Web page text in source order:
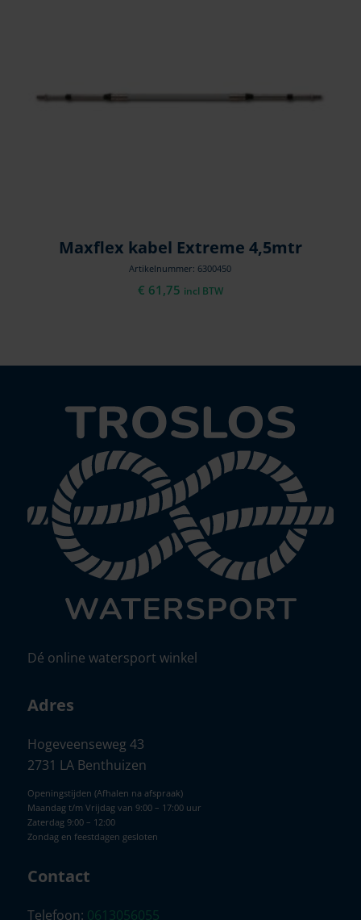
Maxflex kabel Extreme 4,5mtr
Artikelnummer: 6300450
€ 61,75 incl BTW
Dé online watersport winkel
Adres
Hogeveenseweg 43
2731 LA Benthuizen
Openingstijden (Afhalen na afspraak)
Maandag t/m Vrijdag van 9:00 – 17:00 uur
Zaterdag 9:00 – 12:00
Zondag en feestdagen gesloten
Contact
Telefoon: 0613056055